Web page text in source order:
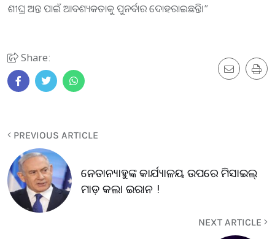
ଶୀଘ୍ର ଅନ୍ତ ପାଇଁ ଆବଶ୍ୟକତାକୁ ପୁନର୍ବାର ଦୋହରାଇଛନ୍ତି।”
Share:
PREVIOUS ARTICLE
ନେତାନ୍ୟାହୁଙ୍କ କାର୍ଯ୍ୟାଳୟ ଉପରେ ମିସାଇଲ୍
ମାଡ଼ କଲା ଇରାନ !
NEXT ARTICLE